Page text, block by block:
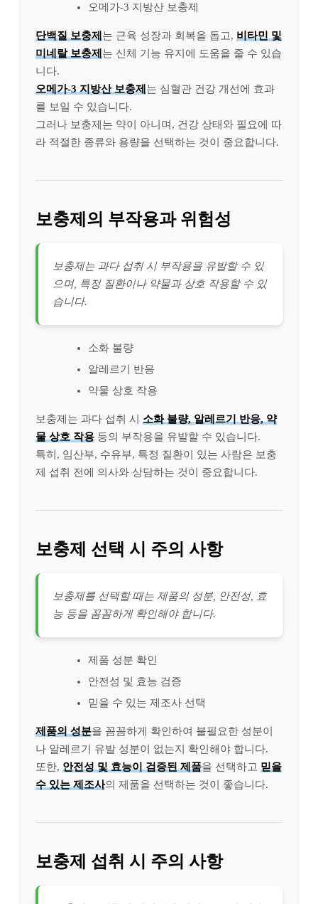
오메가-3 지방산 보충제
단백질 보충제 는 근육 성장과 회복을 돕고, 비타민 및
미네랄 보충제 는 신체 기능 유지에 도움을 줄 수 있습
니다.
오메가-3 지방산 보충제 는 심혈관 건강 개선에 효과
를 보일 수 있습니다.
그러나 보충제는 약이 아니며, 건강 상태와 필요에 따
라 적절한 종류와 용량을 선택하는 것이 중요합니다.
보충제의 부작용과 위험성
보충제는 과다 섭취 시 부작용을 유발할 수 있
으며, 특정 질환이나 약물과 상호 작용할 수 있
습니다.
소화 불량
알레르기 반응
약물 상호 작용
보충제는 과다 섭취 시 소화 불량, 알레르기 반응, 약
물 상호 작용 등의 부작용을 유발할 수 있습니다.
특히, 임산부, 수유부, 특정 질환이 있는 사람은 보충
제 섭취 전에 의사와 상담하는 것이 중요합니다.
보충제 선택 시 주의 사항
보충제를 선택할 때는 제품의 성분, 안전성, 효
능 등을 꼼꼼하게 확인해야 합니다.
제품 성분 확인
안전성 및 효능 검증
믿을 수 있는 제조사 선택
제품의 성분을 꼼꼼하게 확인하여 불필요한 성분이
나 알레르기 유발 성분이 없는지 확인해야 합니다.
또한, 안전성 및 효능이 검증된 제품을 선택하고 믿을
수 있는 제조사의 제품을 선택하는 것이 좋습니다.
보충제 섭취 시 주의 사항